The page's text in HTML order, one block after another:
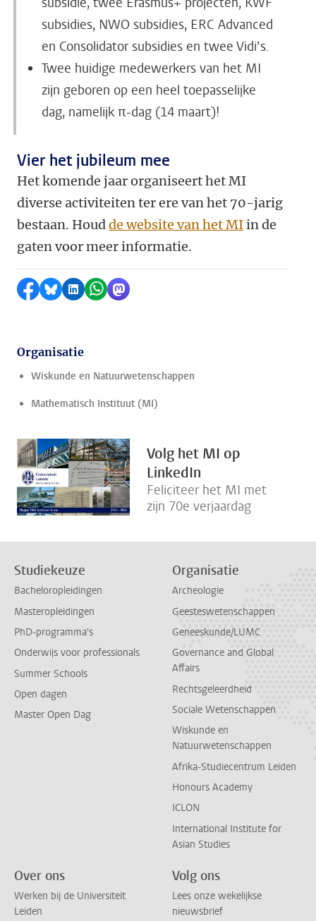
subsidies, NWO subsidies, ERC Advanced
en Consolidator subsidies en twee Vidi’s.
Twee huidige medewerkers van het MI
zijn geboren op een heel toepasselijke
dag, namelijk π-dag (14 maart)!
Vier het jubileum mee
Het komende jaar organiseert het MI
diverse activiteiten ter ere van het 70-jarig
bestaan. Houdde website van het MIin de
gaten voor meer informatie.
Delen op Facebook
Delen via Bluesky
Delen op LinkedIn
Delen via WhatsApp
Delen via Mastodon
Organisatie
Wiskunde en Natuurwetenschappen
Mathematisch Instituut (MI)
Volg het MI op
LinkedIn
Feliciteer het MI met
zijn 70e verjaardag
Studiekeuze
Bacheloropleidingen
Masteropleidingen
PhD-programma's
Onderwijs voor professionals
Summer Schools
Open dagen
Master Open Dag
Organisatie
Archeologie
Geesteswetenschappen
Geneeskunde/LUMC
Governance and Global
Affairs
Rechtsgeleerdheid
Sociale Wetenschappen
Wiskunde en
Natuurwetenschappen
Afrika-Studiecentrum Leiden
Honours Academy
ICLON
International Institute for
Asian Studies
Over ons
Werken bij de Universiteit
Leiden
Volg ons
Lees onze wekelijkse
nieuwsbrief